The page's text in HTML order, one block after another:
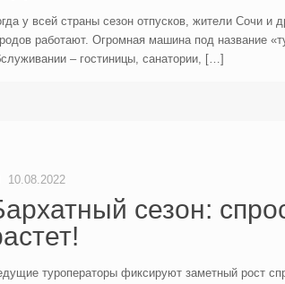
у всей страны сезон отпусков, жители Сочи и
работают. Огромная машина под название
– гостиницы, санатории, […]
10.08.2022
сезон:
туроператоры фиксируют заметный рост